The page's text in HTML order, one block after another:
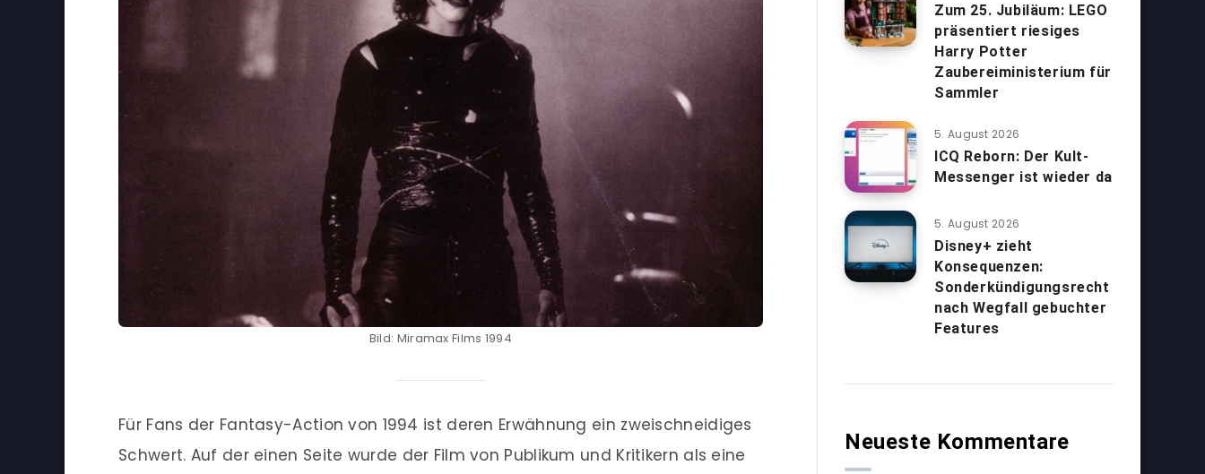
Bild: Miramax Films 1994
Für Fans der Fantasy-Action von 1994 ist deren Erwähnung ein zweischneidiges
Schwert. Auf der einen Seite wurde der Film von Publikum und Kritikern als eine
Zum 25. Jubiläum: LEGO
präsentiert riesiges
Harry Potter
Zaubereiministerium für
Sammler
5. August 2026
ICQ Reborn: Der Kult-
Messenger ist wieder da
5. August 2026
Disney+ zieht
Konsequenzen:
Sonderkündigungsrecht
nach Wegfall gebuchter
Features
Neueste Kommentare